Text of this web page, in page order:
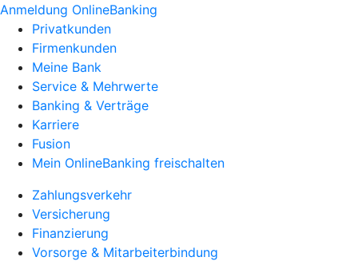
Anmeldung OnlineBanking
Privatkunden
Firmenkunden
Meine Bank
Service & Mehrwerte
Banking & Verträge
Karriere
Fusion
Mein OnlineBanking freischalten
Zahlungsverkehr
Versicherung
Finanzierung
Vorsorge & Mitarbeiterbindung